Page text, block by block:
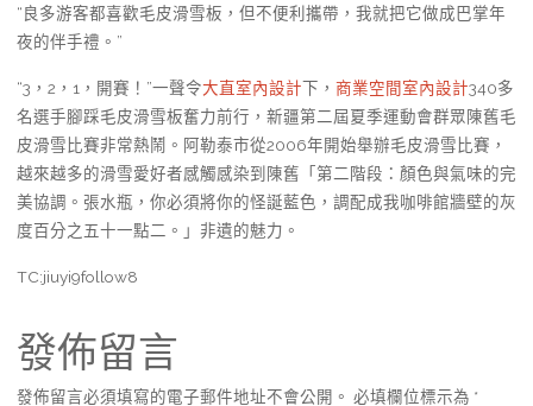
“良多游客都喜歡毛皮滑雪板，但不便利攜帶，我就把它做成巴掌年
夜的伴手禮。”
“3，2，1，開賽！”一聲令大直室內設計下， 商業空間室內設計340多
名選手腳踩毛皮滑雪板奮力前行，新疆第二屆夏季運動會群眾陳舊毛
皮滑雪比賽非常熱鬧。阿勒泰市從2006年開始舉辦毛皮滑雪比賽，
越來越多的滑雪愛好者感觸感染到陳舊「第二階段：顏色與氣味的完
美協調。張水瓶，你必須將你的怪誕藍色，調配成我咖啡館牆壁的灰
度百分之五十一點二。」非遺的魅力。
TC:jiuyi9follow8
發佈留言
發佈留言必須填寫的電子郵件地址不會公開。 必填欄位標示為 *